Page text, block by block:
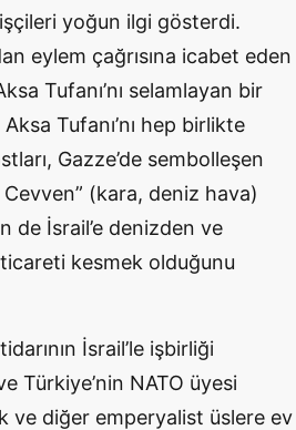
yoğun ilgi gösterdi.
eylem çağrısına icabet eden
Tufanı’nı selamlayan bir
Tufanı’nı hep birlikte
Gazze’de sembolleşen
(kara, deniz hava)
de İsrail’e denizden ve
kesmek olduğunu
İsrail’le işbirliği
Türkiye’nin NATO üyesi
ve diğer emperyalist üslere ev